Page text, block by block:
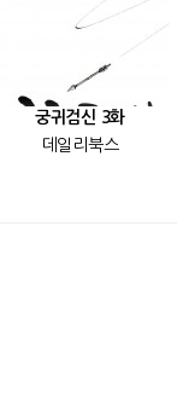
궁귀검신 3화
데일리북스